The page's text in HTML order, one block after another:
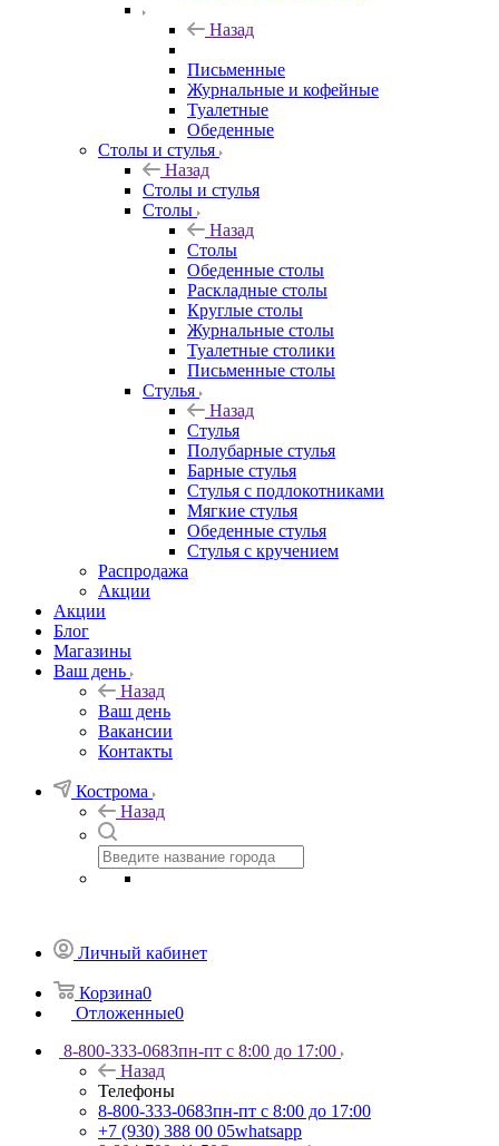
Назад
Письменные
Журнальные и кофейные
Туалетные
Обеденные
Столы и стулья
Назад
Столы и стулья
Столы
Назад
Столы
Обеденные столы
Раскладные столы
Круглые столы
Журнальные столы
Туалетные столики
Письменные столы
Стулья
Назад
Стулья
Полубарные стулья
Барные стулья
Стулья с подлокотниками
Мягкие стулья
Обеденные стулья
Стулья с кручением
Распродажа
Акции
Акции
Блог
Магазины
Ваш день
Назад
Ваш день
Вакансии
Контакты
Кострома
Назад
Личный кабинет
Корзина0
Отложенные0
8-800-333-0683пн-пт с 8:00 до 17:00
Назад
Телефоны
8-800-333-0683пн-пт с 8:00 до 17:00
+7 (930) 388 00 05whatsapp